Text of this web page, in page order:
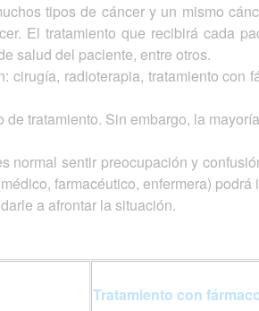
tipos de cáncer y un mismo
El tratamiento que recibirá cada
salud del paciente, entre otros.
cirugía, radioterapia, tratamiento con
tratamiento. Sin embargo, la
normal sentir preocupación y
farmacéutico, enfermera)
a afrontar la situación.
Tratamiento con